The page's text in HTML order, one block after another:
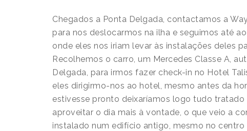
Chegados a Ponta Delgada, contactamos a
para nos deslocarmos na ilha e seguimos até
onde eles nos iriam levar às instalações deles
Recolhemos o carro, um Mercedes Classe A,
Delgada, para irmos fazer check-in no Hotel
eles dirigirmo-nos ao hotel, mesmo antes da
estivesse pronto deixaríamos logo tudo
aproveitar o dia mais à vontade, o que veio a
instalado num edifício antigo, mesmo no